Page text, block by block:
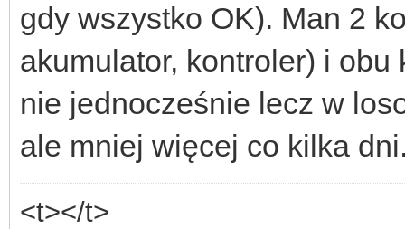
gdy wszystko OK). Man 2
akumulator, kontroler) i
nie jednocześnie lecz w
ale mniej więcej co kilka
<t></t>